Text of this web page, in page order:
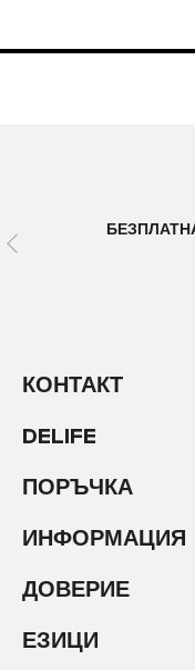
КОНТАКТ
DELIFE
ПОРЪЧКА
ИНФОРМАЦИЯ
ДОВЕРИЕ
ЕЗИЦИ